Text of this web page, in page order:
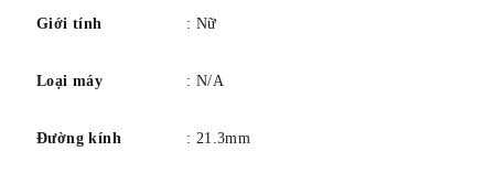
Giới tính : Nữ
Loại máy : N/A
Đường kính : 21.3mm